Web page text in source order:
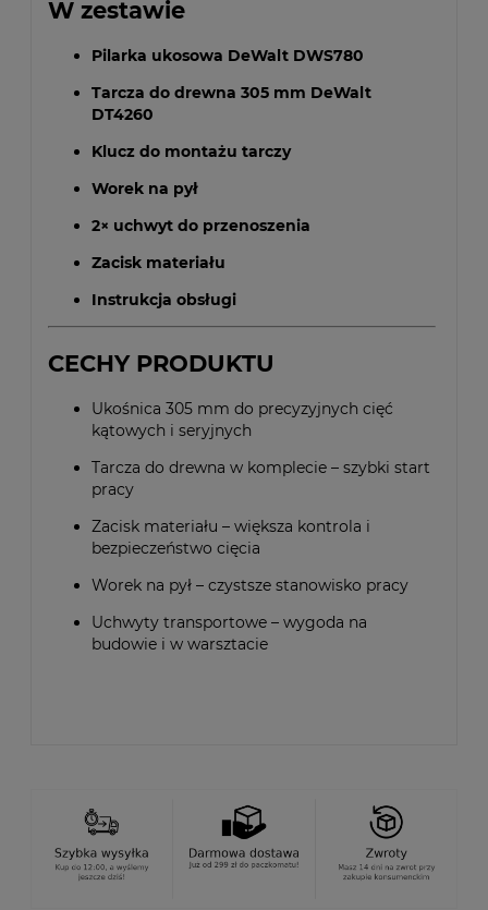
W zestawie
Pilarka ukosowa DeWalt DWS780
Tarcza do drewna 305 mm DeWalt
DT4260
Klucz do montażu tarczy
Worek na pył
2× uchwyt do przenoszenia
Zacisk materiału
Instrukcja obsługi
CECHY PRODUKTU
Ukośnica 305 mm do precyzyjnych cięć
kątowych i seryjnych
Tarcza do drewna w komplecie – szybki start
pracy
Zacisk materiału – większa kontrola i
bezpieczeństwo cięcia
Worek na pył – czystsze stanowisko pracy
Uchwyty transportowe – wygoda na
budowie i w warsztacie